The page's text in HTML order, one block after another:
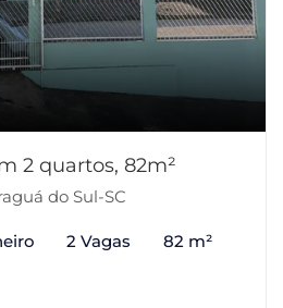
2 quartos, 82m²
do Sul-SC
2 Vagas 82 m²